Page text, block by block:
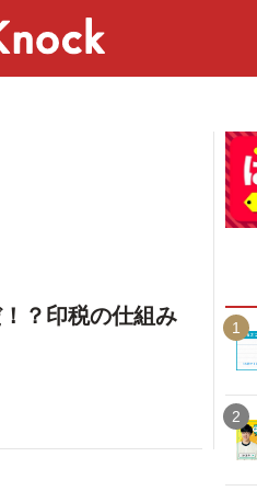
？印税の仕組み
1
2